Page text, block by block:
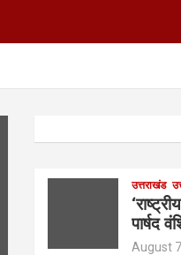
उत्तराखंड
पार्षद
August